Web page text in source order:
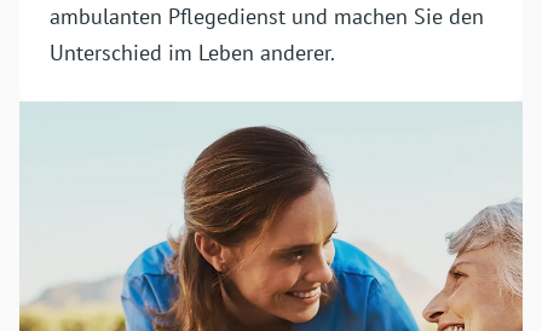
ambulanten Pflege­dienst und machen Sie den
Unterschied im Leben anderer.